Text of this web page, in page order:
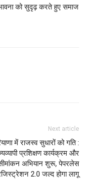
को सुदृढ़ करते हुए समाज
Next article
में राजस्व सुधारों को गति :
प्रशिक्षण कार्यक्रम और
अभियान शुरू, पेपरलेस
2.0 जल्द होगा लागू